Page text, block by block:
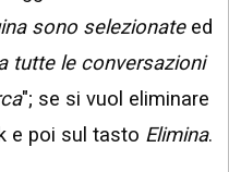
sono selezionateed
tutte le conversazioni
"; se si vuol eliminare
e poi sul tasto Elimina.